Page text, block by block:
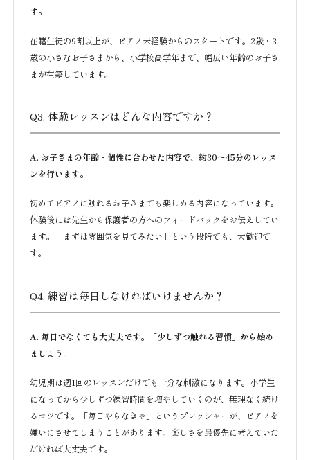
す。
在籍生徒の9割以上が、ピアノ未経験からのスタートです。2歳・3
歳の小さなお子さまから、小学校高学年まで、幅広い年齢のお子さ
まが在籍しています。
Q3. 体験レッスンはどんな内容ですか？
A. お子さまの年齢・個性に合わせた内容で、約30〜45分のレッス
ンを行います。
初めてピアノに触れるお子さまでも楽しめる内容になっています。
体験後には先生から保護者の方へのフィードバックをお伝えしてい
ます。「まずは雰囲気を見てみたい」という段階でも、大歓迎で
す。
Q4. 練習は毎日しなければいけませんか？
A. 毎日でなくても大丈夫です。「少しずつ触れる習慣」から始め
ましょう。
幼児期は週1回のレッスンだけでも十分な刺激になります。小学生
になってから少しずつ練習時間を増やしていくのが、無理なく続け
るコツです。「毎日やらなきゃ」というプレッシャーが、ピアノを
嫌いにさせてしまうことがあります。楽しさを最優先に考えていた
だければ大丈夫です。